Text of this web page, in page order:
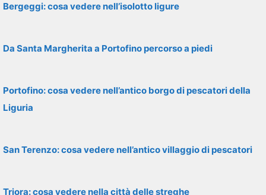
Bergeggi: cosa vedere nell’isolotto ligure
Da Santa Margherita a Portofino percorso a piedi
Portofino: cosa vedere nell’antico borgo di pescatori della
Liguria
San Terenzo: cosa vedere nell’antico villaggio di pescatori
Triora: cosa vedere nella città delle streghe